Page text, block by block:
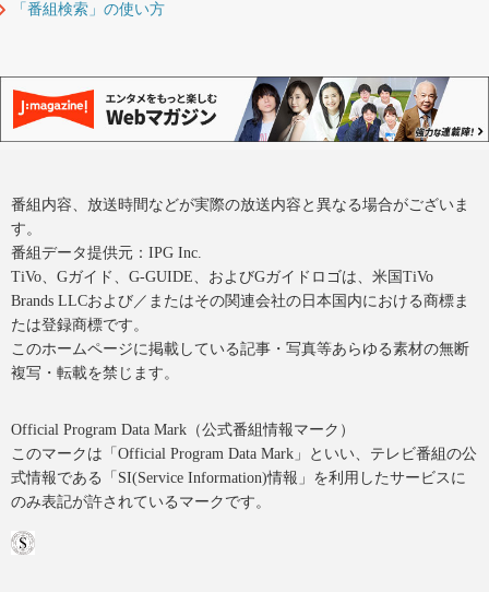
「番組検索」の使い方
番組内容、放送時間などが実際の放送内容と異なる場合がございま
す。
番組データ提供元：IPG Inc.
TiVo、Gガイド、G-GUIDE、およびGガイドロゴは、米国TiVo
Brands LLCおよび／またはその関連会社の日本国内における商標ま
たは登録商標です。
このホームページに掲載している記事・写真等あらゆる素材の無断
複写・転載を禁じます。
Official Program Data Mark（公式番組情報マーク）
このマークは「Official Program Data Mark」といい、テレビ番組の公
式情報である「SI(Service Information)情報」を利用したサービスに
のみ表記が許されているマークです。